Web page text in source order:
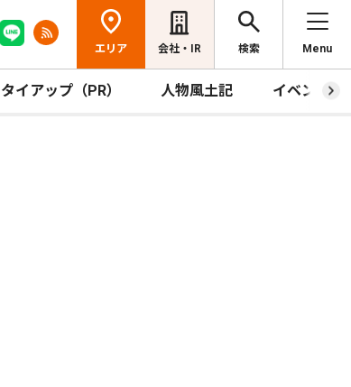
エリア 会社・IR 検索 Menu
タイアップ（PR） 人物風土記 イベント